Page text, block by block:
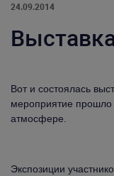
24.09.2014
Вот и состоялась
мероприятие прошло
атмосфере.
Экспозиции